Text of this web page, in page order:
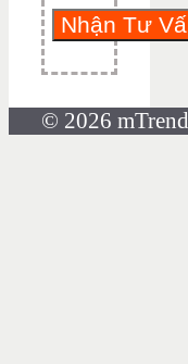
© 2026 mTrend